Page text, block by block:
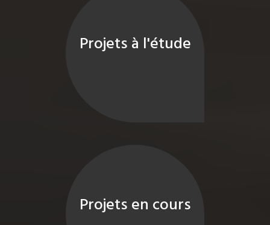
Projets à l'étude
Projets en cours